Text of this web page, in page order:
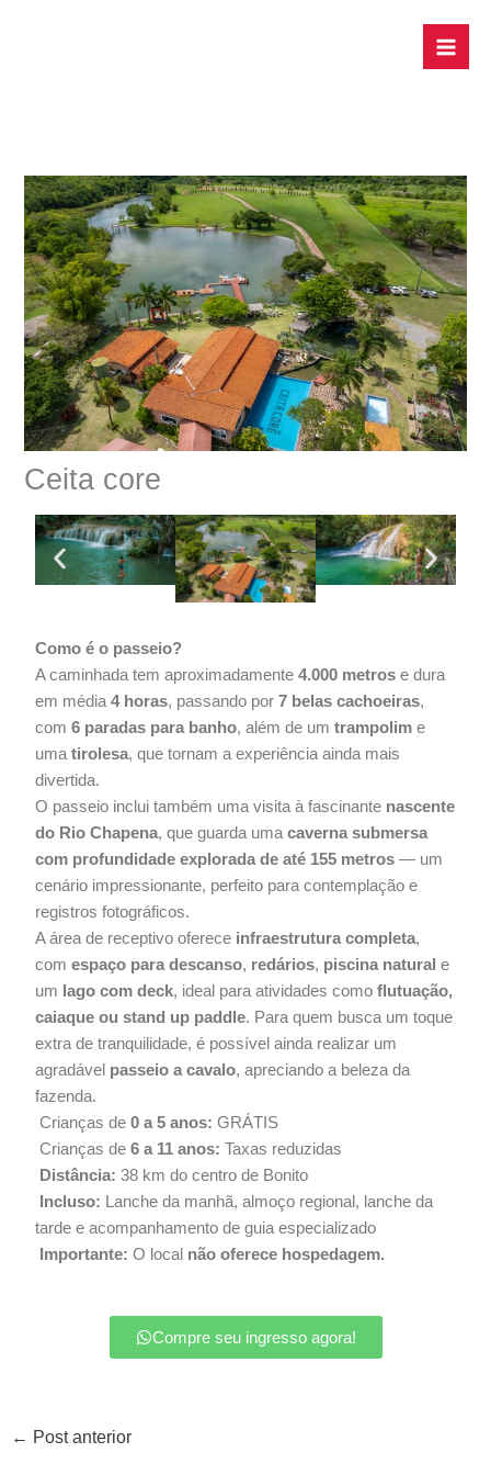
Ceita core
Como é o passeio?
A caminhada tem aproximadamente4.000 metros e dura
em média4 horas, passando por7 belas cachoeiras,
com6 paradas para banho, além de umtrampolim e
umatirolesa, que tornam a experiência ainda mais
divertida.
O passeio inclui também uma visita à fascinante nascente
do Rio Chapena, que guarda umacaverna submersa
com profundidade explorada de até 155 metros — um
cenário impressionante, perfeito para contemplação e
registros fotográficos.
A área de receptivo oferece infraestrutura completa,
comespaço para descanso, redários, piscina natural e
um lago com deck, ideal para atividades comoflutuação,
caiaque ou stand up paddle. Para quem busca um toque
extra de tranquilidade, é possível ainda realizar um
agradável passeio a cavalo, apreciando a beleza da
fazenda.
Crianças de0 a 5 anos: GRÁTIS
Crianças de6 a 11 anos: Taxas reduzidas
Distância: 38 km do centro de Bonito
Incluso: Lanche da manhã, almoço regional, lanche da
tarde e acompanhamento de guia especializado
Importante: O local não oferece hospedagem.
Compre seu ingresso agora!
← Post anterior